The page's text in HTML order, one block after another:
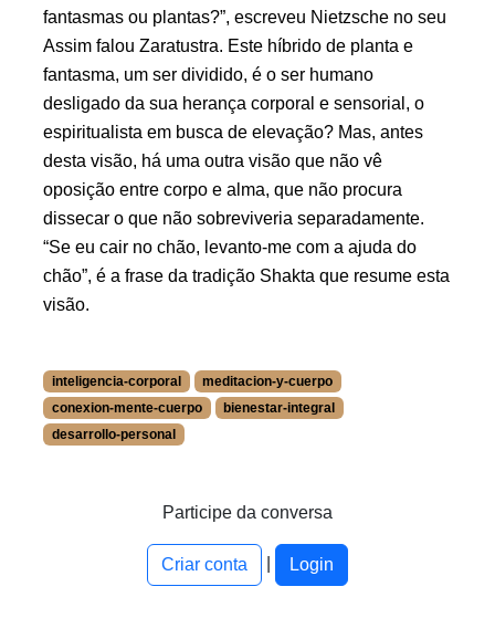
fantasmas ou plantas? , escreveu Nietzsche no seu
Assim falou Zaratustra. Este híbrido de planta e
fantasma, um ser dividido, é o ser humano
desligado da sua herança corporal e sensorial, o
espiritualista em busca de elevação? Mas, antes
desta visão, há uma outra visão que não vê
oposição entre corpo e alma, que não procura
dissecar o que não sobreviveria separadamente.
Se eu cair no chão, levanto-me com a ajuda do
chão , é a frase da tradição Shakta que resume esta
visão.
inteligencia-corporal
meditacion-y-cuerpo
conexion-mente-cuerpo
bienestar-integral
desarrollo-personal
More information about conexion-mente-cuerpo at /a/
More information about desarrollo-personal at /a/decana/
Participe da conversa
Criar conta Login